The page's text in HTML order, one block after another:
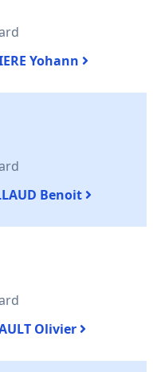
Yohann
Benoit
Olivier